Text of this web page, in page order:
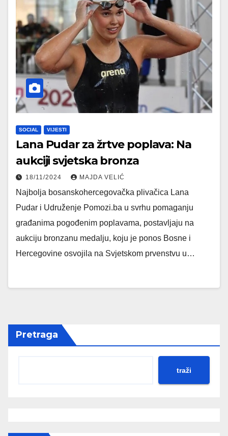
SOCIAL VIJESTI
Lana Pudar za žrtve poplava: Na
aukciji svjetska bronza
18/11/2024 MAJDA VELIĆ
Najbolja bosanskohercegovačka plivačica Lana
Pudar i Udruženje Pomozi.ba u svrhu pomaganju
građanima pogođenim poplavama, postavljaju na
aukciju bronzanu medalju, koju je ponos Bosne i
Hercegovine osvojila na Svjetskom prvenstvu u…
Pretraga
traži